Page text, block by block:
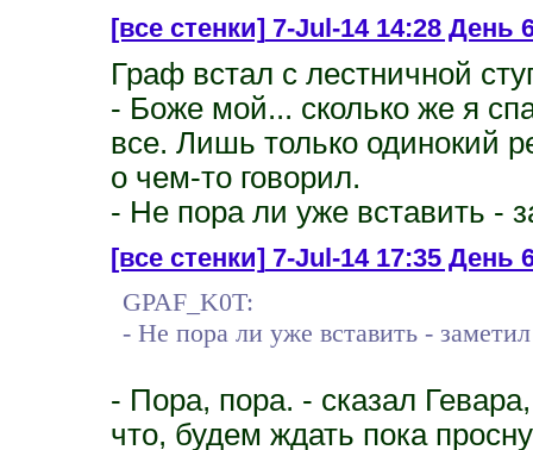
[все стенки]7-Jul-14 14:28 День
Граф встал с лестничной
- Боже мой... сколько же я
все. Лишь только одинокий
о чем-то говорил.
- Не пора ли уже вставить -
[все стенки]7-Jul-14 17:35 День
GPAF_K0T:
- Не пора ли уже вставить -
- Пора, пора. - сказал
что, будем ждать пока